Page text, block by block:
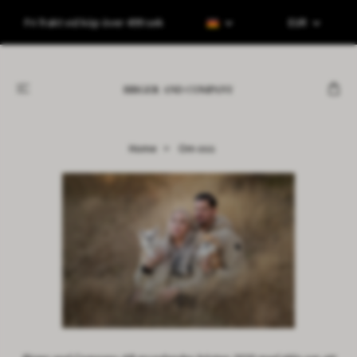
Fri frakt vid köp över 499 sek EUR
Home Om oss